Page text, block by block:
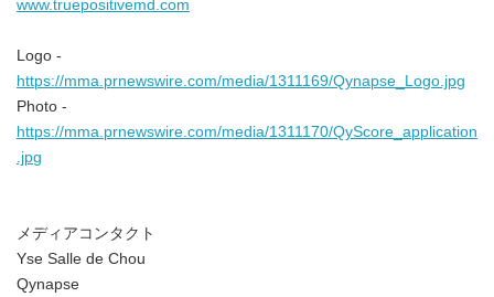
www.truepositivemd.com
Logo -
https://mma.prnewswire.com/media/1311169/Qynapse_Logo.jpg
Photo -
https://mma.prnewswire.com/media/1311170/QyScore_application
.jpg
メディアコンタクト
Yse Salle de Chou
Qynapse